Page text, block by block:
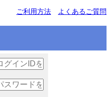
ご利用方法 よくあるご質問